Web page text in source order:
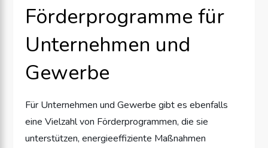
Förderprogramme für
Unternehmen und
Gewerbe
Für Unternehmen und Gewerbe gibt es ebenfalls
eine Vielzahl von Förderprogrammen, die sie
unterstützen, energieeffiziente Maßnahmen